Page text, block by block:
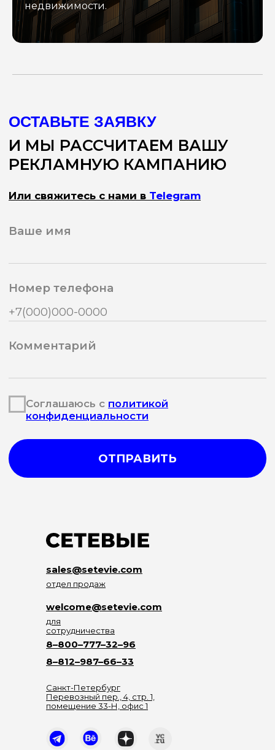
недвижимости.
Санкт-Петербург
Перевозный пер., 4, стр. 1,
помещение 33-Н, офис 1
отдел продаж
8–812–987–66–33
8–800–777–32–96
sales@setevie.com
для
сотрудничества
welcome@setevie.com